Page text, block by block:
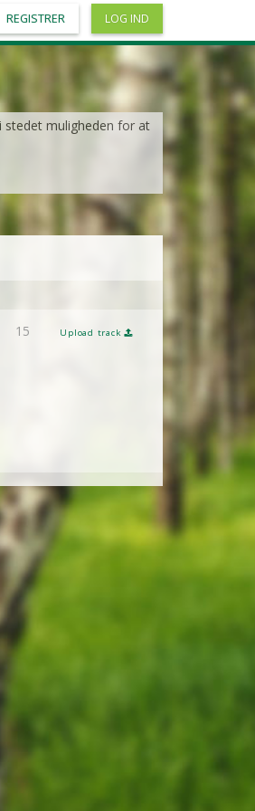
stedet muligheden for at
15 Upload track
REGISTRER LOG IND